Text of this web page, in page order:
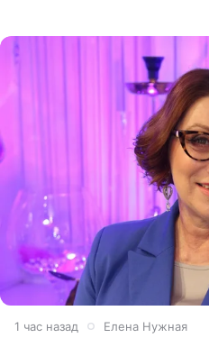
1 час назад Елена Нужная